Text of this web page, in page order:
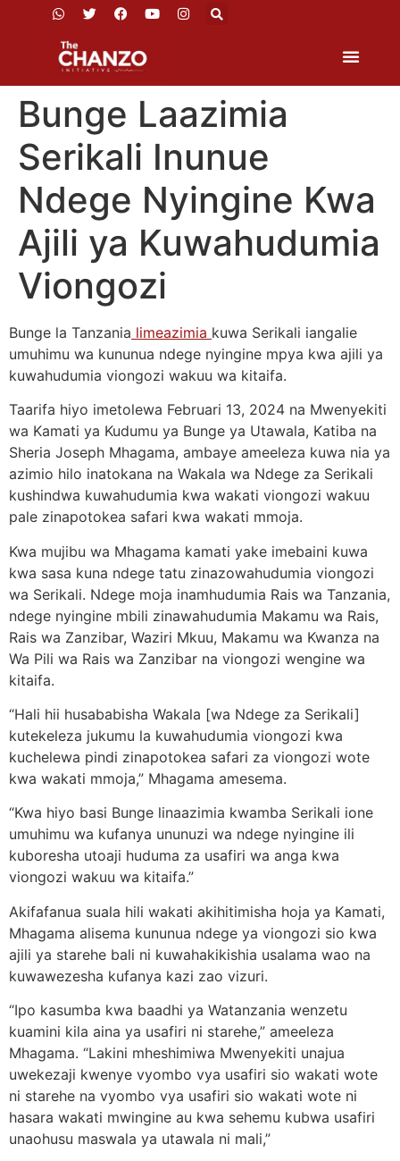
Bunge Laazimia
Serikali Inunue
Ndege Nyingine Kwa
Ajili ya Kuwahudumia
Viongozi
Bunge la Tanzania limeazimia kuwa Serikali iangalie
umuhimu wa kununua ndege nyingine mpya kwa ajili ya
kuwahudumia viongozi wakuu wa kitaifa.
Taarifa hiyo imetolewa Februari 13, 2024 na Mwenyekiti
wa Kamati ya Kudumu ya Bunge ya Utawala, Katiba na
Sheria Joseph Mhagama, ambaye ameeleza kuwa nia ya
azimio hilo inatokana na Wakala wa Ndege za Serikali
kushindwa kuwahudumia kwa wakati viongozi wakuu
pale zinapotokea safari kwa wakati mmoja.
Kwa mujibu wa Mhagama kamati yake imebaini kuwa
kwa sasa kuna ndege tatu zinazowahudumia viongozi
wa Serikali. Ndege moja inamhudumia Rais wa Tanzania,
ndege nyingine mbili zinawahudumia Makamu wa Rais,
Rais wa Zanzibar, Waziri Mkuu, Makamu wa Kwanza na
Wa Pili wa Rais wa Zanzibar na viongozi wengine wa
kitaifa.
“Hali hii husababisha Wakala [wa Ndege za Serikali]
kutekeleza jukumu la kuwahudumia viongozi kwa
kuchelewa pindi zinapotokea safari za viongozi wote
kwa wakati mmoja,” Mhagama amesema.
“Kwa hiyo basi Bunge linaazimia kwamba Serikali ione
umuhimu wa kufanya ununuzi wa ndege nyingine ili
kuboresha utoaji huduma za usafiri wa anga kwa
viongozi wakuu wa kitaifa.”
Akifafanua suala hili wakati akihitimisha hoja ya Kamati,
Mhagama alisema kununua ndege ya viongozi sio kwa
ajili ya starehe bali ni kuwahakikishia usalama wao na
kuwawezesha kufanya kazi zao vizuri.
“Ipo kasumba kwa baadhi ya Watanzania wenzetu
kuamini kila aina ya usafiri ni starehe,” ameeleza
Mhagama. “Lakini mheshimiwa Mwenyekiti unajua
uwekezaji kwenye vyombo vya usafiri sio wakati wote
ni starehe na vyombo vya usafiri sio wakati wote ni
hasara wakati mwingine au kwa sehemu kubwa usafiri
unaohusu maswala ya utawala ni mali,”